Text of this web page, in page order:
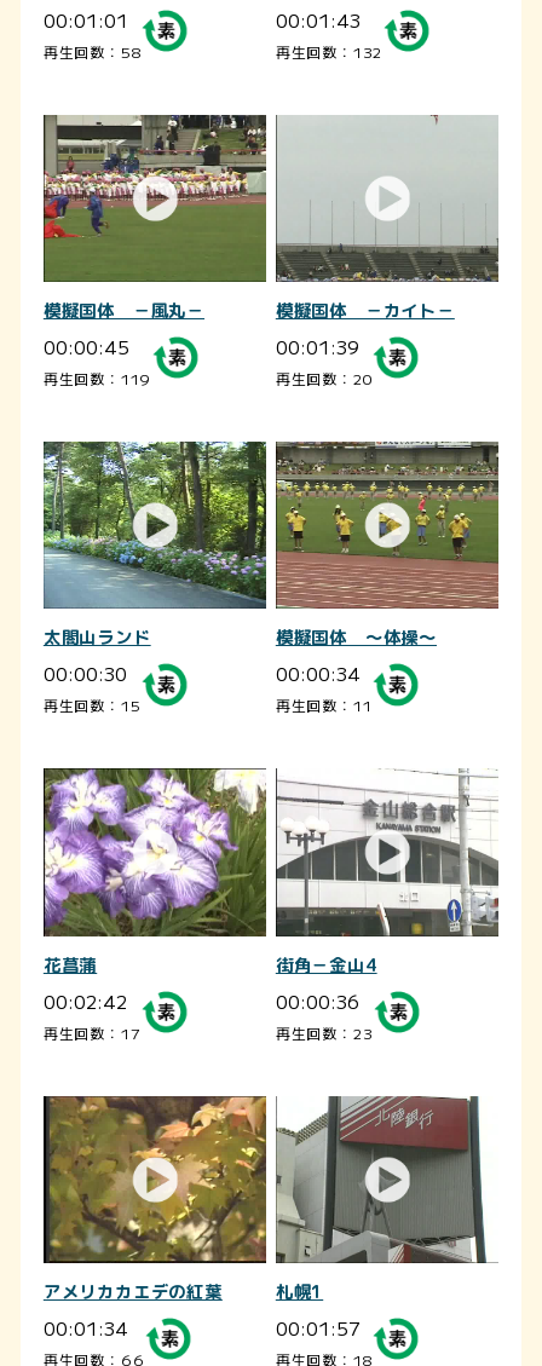
00:01:01
再生回数：58
00:01:43
再生回数：132
模擬国体 －風丸－
00:00:45
再生回数：119
模擬国体 －カイト－
00:01:39
再生回数：20
太閤山ランド
00:00:30
再生回数：15
模擬国体 ～体操～
00:00:34
再生回数：11
花菖蒲
00:02:42
再生回数：17
街角－金山4
00:00:36
再生回数：23
アメリカカエデの紅葉
00:01:34
再生回数：66
札幌1
00:01:57
再生回数：18